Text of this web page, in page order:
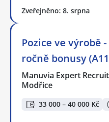
Zveřejněno: 8. srpna
Pozice ve výrobě
ročně bonusy
Manuvia Expert
Modřice
33 000 – 40 000 Kč